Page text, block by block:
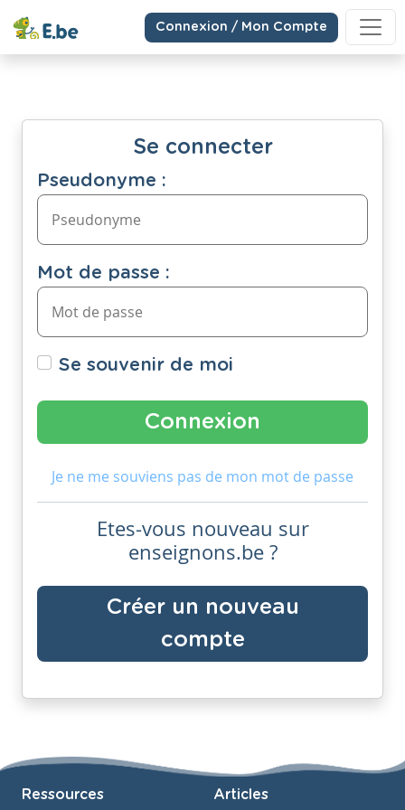
Connexion / Mon Compte
Se connecter
Pseudonyme :
Mot de passe :
Se souvenir de moi
Je ne me souviens pas de mon mot de passe
Etes-vous nouveau sur
enseignons.be ?
Créer un nouveau
compte
Ressources Articles